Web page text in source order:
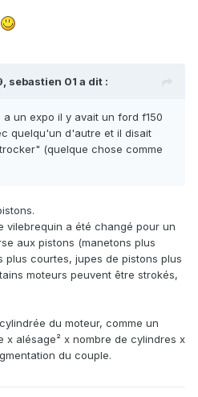
sebastien 01 a dit :
un expo il y avait un ford f150
quelqu'un d'autre et il disait
(quelque chose comme
vilebrequin a été changé pour un
aux pistons (manetons plus
plus courtes, jupes de pistons plus
moteurs peuvent être strokés,
du moteur, comme un
alésage² x nombre de cylindres x
du couple.